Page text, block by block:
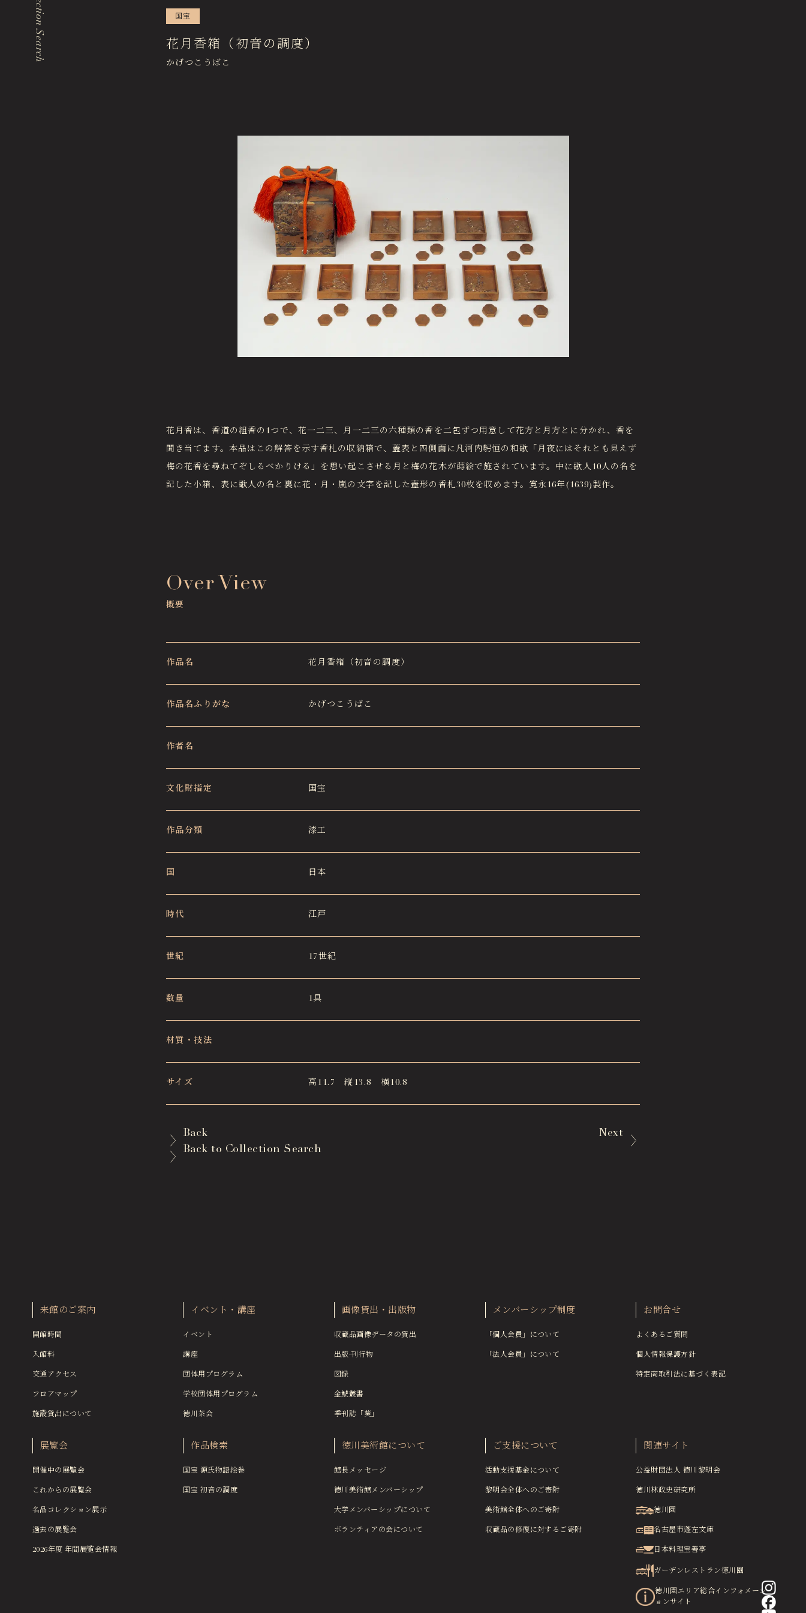
Events & Programs
News
Tokugawaen Area General Information Site
Sozanso Café
THE MUSEUM CAFE
ザ ミュージアムカフェ
Collection Search 国宝
花月香箱（初音の調度）
かげつこうばこ
花月香は、香道の組香の1つで、花一二三、月一二三の六種類の香を二包ずつ用意して花方と月方とに分かれ、香を
聞き当てます。本品はこの解答を示す香札の収納箱で、蓋表と四側面に凡河内躬恒の和歌「月夜にはそれとも見えず
梅の花香を尋ねてぞしるべかりける」を思い起こさせる月と梅の花木が蒔絵で施されています。中に歌人10人の名を
記した小箱、表に歌人の名と裏に花・月・嵐の文字を記した壺形の香札30枚を収めます。寛永16年(1639)製作。
Over View
概要
作品名 花月香箱（初音の調度）
作品名ふりがな かげつこうばこ
作者名
文化財指定 国宝
作品分類 漆工
国 日本
時代 江戸
世紀 17世紀
数量 1具
材質・技法
サイズ 高11.7 縦13.8 横10.8
Back
Next
Back to Collection Search
来館のご案内
開館時間
入館料
交通アクセス
フロアマップ
施設貸出について
イベント・講座
イベント
講座
団体用プログラム
学校団体用プログラム
徳川茶会
画像貸出・出版物
収蔵品画像データの貸出
出版·刊行物
図録
金鯱叢書
季刊誌「葵」
メンバーシップ制度
「個人会員」について
「法人会員」について
お問合せ
よくあるご質問
個人情報保護方針
特定商取引法に基づく表記
展覧会
開催中の展覧会
これからの展覧会
名品コレクション展示
過去の展覧会
2026年度 年間展覧会情報
作品検索
国宝 源氏物語絵巻
国宝 初音の調度
徳川美術館について
館長メッセージ
徳川美術館メンバーシップ
大学メンバーシップについて
ボランティアの会について
ご支援について
活動支援基金について
黎明会全体へのご寄附
美術館全体へのご寄附
収蔵品の修復に対するご寄附
関連サイト
公益財団法人 徳川黎明会
徳川林政史研究所
徳川園
名古屋市蓬左文庫
日本料理宝善亭
ガーデンレストラン徳川園
徳川園エリア総合インフォメーシ
ョンサイト